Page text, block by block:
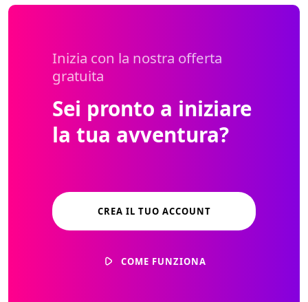
Inizia con la nostra offerta
gratuita
Sei pronto a iniziare
la tua avventura?
CREA IL TUO ACCOUNT
COME FUNZIONA